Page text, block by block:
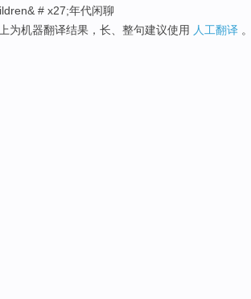
# x27;年代闲聊
为机器翻译结果，长、整句建议使用 人工翻译